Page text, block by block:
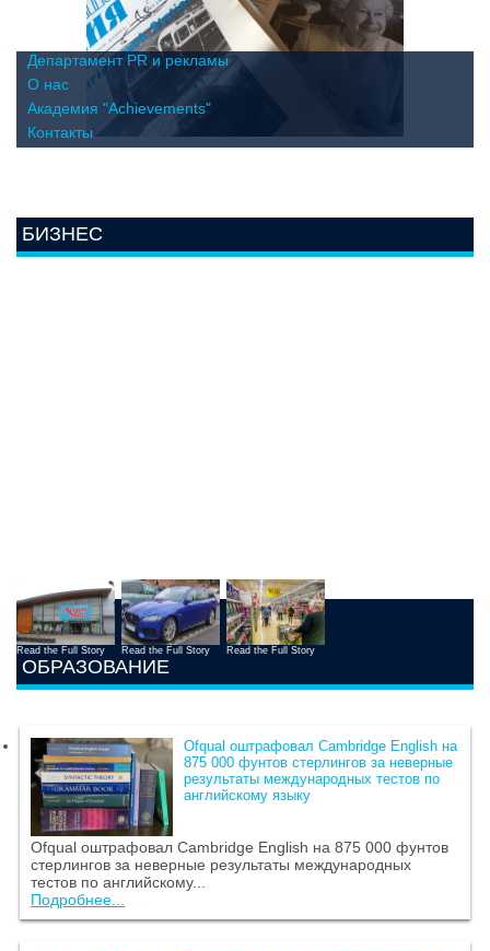
Департамент PR и рекламы
О нас
Академия "Achievements"
Контакты
БИЗНЕС
Read the Full Story Read the Full Story Read the Full Story
ОБРАЗОВАНИЕ
Ofqual оштрафовал Cambridge English на
875 000 фунтов стерлингов за неверные
результаты международных тестов по
английскому языку
Ofqual оштрафовал Cambridge English на 875 000 фунтов
стерлингов за неверные результаты международных
тестов по английскому...
Подробнее...